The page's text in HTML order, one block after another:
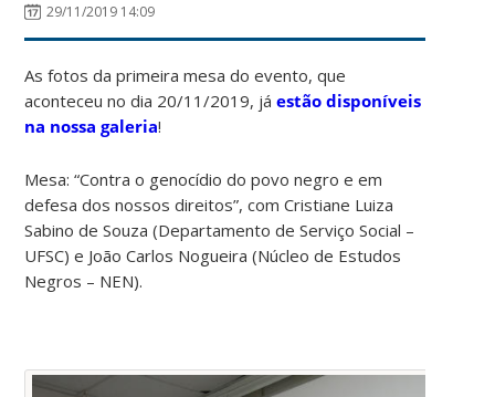
29/11/2019 14:09
As fotos da primeira mesa do evento, que
aconteceu no dia 20/11/2019, jáestão disponíveis
na nossa galeria!
Mesa: “Contra o genocídio do povo negro e em
defesa dos nossos direitos”, com Cristiane Luiza
Sabino de Souza (Departamento de Serviço Social –
UFSC) e João Carlos Nogueira (Núcleo de Estudos
Negros – NEN).